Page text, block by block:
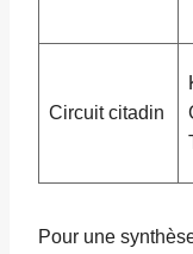
Circuit citadin
Pour une